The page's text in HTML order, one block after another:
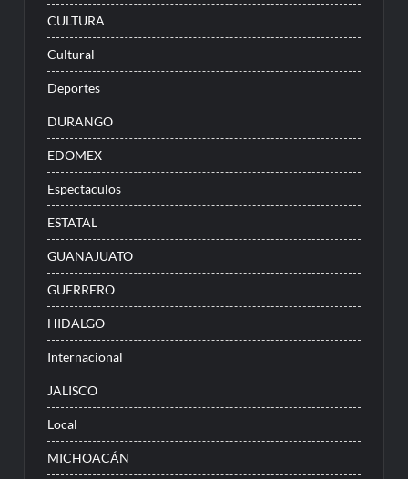
CULTURA
Cultural
Deportes
DURANGO
EDOMEX
Espectaculos
ESTATAL
GUANAJUATO
GUERRERO
HIDALGO
Internacional
JALISCO
Local
MICHOACÁN